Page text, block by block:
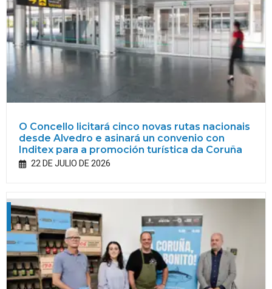
O Concello licitará cinco novas rutas nacionais
desde Alvedro e asinará un convenio con
Inditex para a promoción turística da Coruña
22 DE JULIO DE 2026